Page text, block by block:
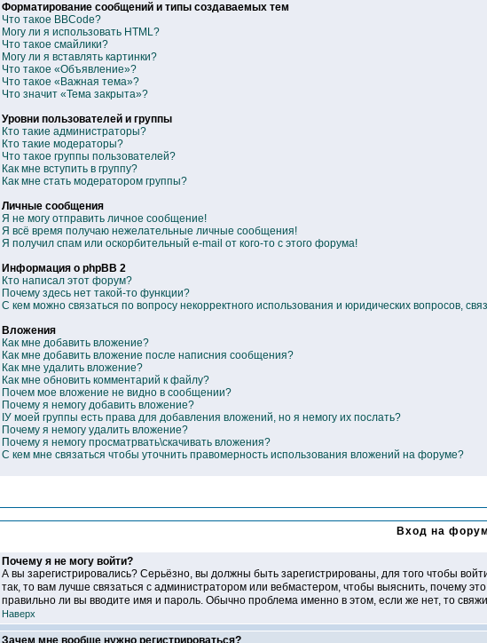
Форматирование сообщений и типы создаваемых тем
Что такое BBCode?
Могу ли я использовать HTML?
Что такое смайлики?
Могу ли я вставлять картинки?
Что такое «Объявление»?
Что такое «Важная тема»?
Что значит «Тема закрыта»?
Уровни пользователей и группы
Кто такие администраторы?
Кто такие модераторы?
Что такое группы пользователей?
Как мне вступить в группу?
Как мне стать модератором группы?
Личные сообщения
Я не могу отправить личное сообщение!
Я всё время получаю нежелательные личные сообщения!
Я получил спам или оскорбительный e-mail от кого-то с этого форума!
Информация о phpBB 2
Кто написал этот форум?
Почему здесь нет такой-то функции?
С кем можно связаться по вопросу некорректного использования и юридических вопросов,
Вложения
Как мне добавить вложение?
Как мне добавить вложение после написния сообщения?
Как мне удалить вложение?
Как мне обновить комментарий к файлу?
Почем мое вложение не видно в сообщении?
Почему я немогу добавить вложение?
IУ моей группы есть права для добавления вложений, но я немогу их послать?
Почему я немогу удалить вложение?
Почему я немогу просматрвать\скачивать вложения?
С кем мне связаться чтобы уточнить правомерность использования вложений на форуме?
Вход на
Почему я не могу войти?
А вы зарегистрировались? Серьёзно, вы должны быть зарегистрированы, для того чтобы
так, то вам лучше связаться с администратором или вебмастером, чтобы выяснить, почему
правильно ли вы вводите имя и пароль. Обычно проблема именно в этом, если же нет, то
Наверх
Зачем мне вообще нужно регистрироваться?